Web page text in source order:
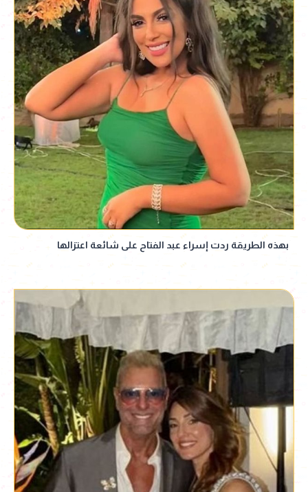
بهذه الطريقة ردت إسراء عبد الفتاح على شائعة اعتزالها